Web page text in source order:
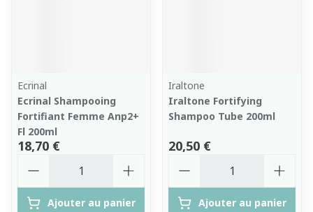
Ecrinal
Ecrinal Shampooing
Fortifiant Femme Anp2+
Fl 200ml
18,70 €
Ajouter au panier
Iraltone
Iraltone Fortifying
Shampoo Tube 200ml
20,50 €
Ajouter au panier